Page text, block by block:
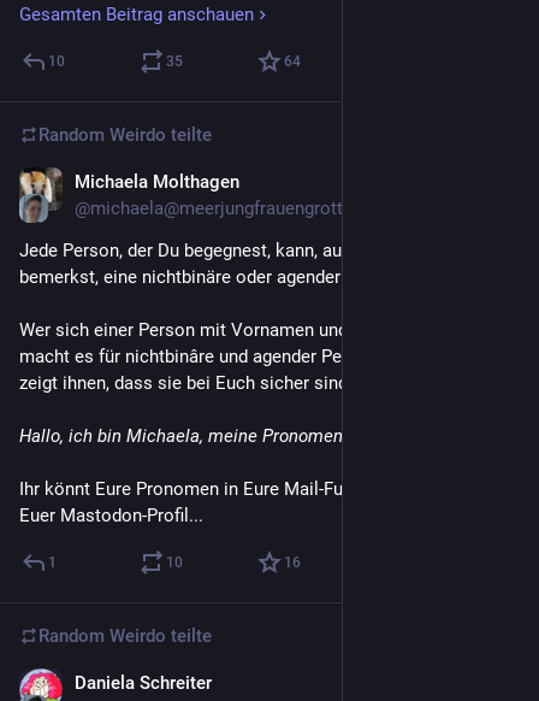
periods of time and character traits of truth and honour and
honesty, logic and loyalty and steadfast courage. And so
much more.
     All gifts, I would argue, in the right circumstances, when
survive in, or the world created for others. Because then they
can be turned into our curse and from them can be spawned
crawl though live, attempting merely to survive, anxiety, stress,
depression, illness and despair.
     This is the story of so many of our lives. Of our gifts also
being our curses, of all that we have to carry that so few want
to see or recognise. And do you know what that has made us?
walking in our shoes and they would give up, or break. Yet we
us.
#Autism
ActuallyAutistic
Gesamten Beitrag anschauen
10 35 64
Random Weirdo teilte
Michaela Molthagen
@michaela@meerjungfrauengrotte.de
Jede Person, der Du begegnest, kann, auch wenn Du es nicht
bemerkst, eine nichtbinäre oder agender Person sein.
Wer sich einer Person mit Vornamen und Pronomen vorstellt,
macht es für nichtbinâre und agender Personen leichter - und
zeigt ihnen, dass sie bei Euch sicher sind.
Hallo, ich bin Michaela, meine Pronomen sind sie und ihr.
Ihr könnt Eure Pronomen in Eure Mail-Fußzeile schreiben, in
Euer Mastodon-Profil...
1 10 16
Random Weirdo teilte
Daniela Schreiter